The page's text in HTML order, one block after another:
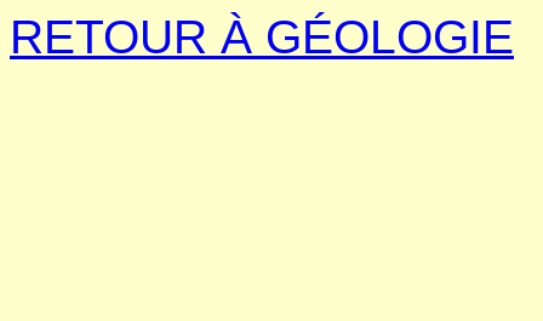
RETOUR À GÉOLOGIE